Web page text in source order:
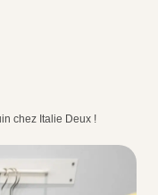
chez Italie Deux !